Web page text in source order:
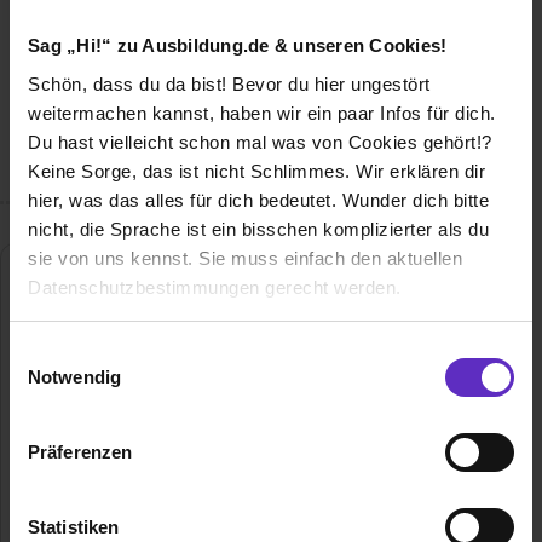
Sag „Hi!“ zu Ausbildung.de & unseren Cookies!
Schön, dass du da bist! Bevor du hier ungestört
weitermachen kannst, haben wir ein paar Infos für dich.
Du hast vielleicht schon mal was von Cookies gehört!?
Keine Sorge, das ist nicht Schlimmes. Wir erklären dir
hier, was das alles für dich bedeutet. Wunder dich bitte
nicht, die Sprache ist ein bisschen komplizierter als du
sie von uns kennst. Sie muss einfach den aktuellen
Datenschutzbestimmungen gerecht werden.
Benutzung der Webseite getroffenen Einstellungen zu
Webseite zu analysieren („Statistiken“), um
Notwendig
Präferenzen
Statistiken
die Zufriedenheit unseres Teams bei uns an erster Stelle
steht? Es ist unser Team, das die Stiftung so stark und
lebendig macht. Deshalb machen wir uns auch stark für
unsere Mitarbeiterinnen und Mitarbeiter - vom Eintritt ins
Berufsleben bis zum Ruhestand.
Seniorenstiftung Prenzlauer Berg
10409 Berlin